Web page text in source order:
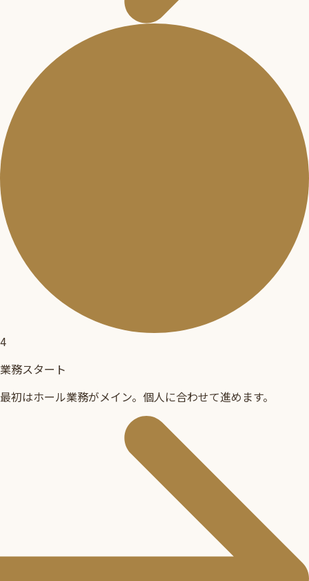
4
業務スタート
最初はホール業務がメイン。個人に合わせて進めます。